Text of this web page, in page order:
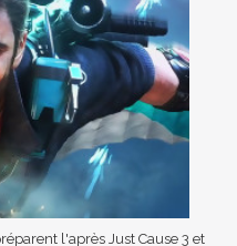
l'après Just Cause 3 et